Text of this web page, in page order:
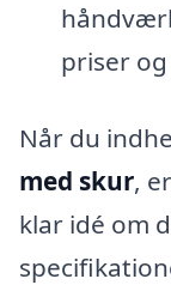
priser
Når du
med skur,
klar idé om